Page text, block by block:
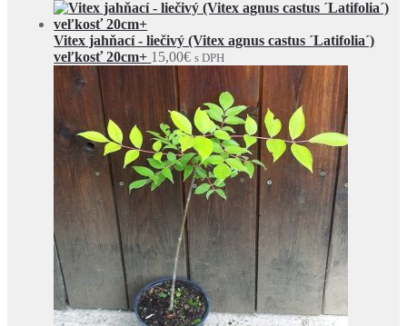
Vitex jahňací - liečivý (Vitex agnus castus ´Latifolia´)
veľkosť 20cm+ 15,00€ s DPH